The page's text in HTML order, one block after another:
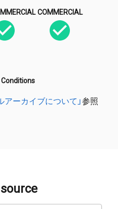
COMMERCIAL
アーカイブについて」参照